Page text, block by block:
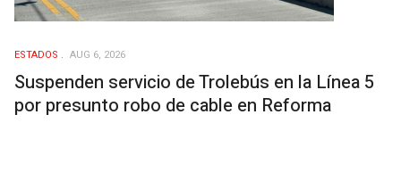
ESTADOS AUG 6, 2026
Suspenden servicio de Trolebús en la Línea 5
por presunto robo de cable en Reforma